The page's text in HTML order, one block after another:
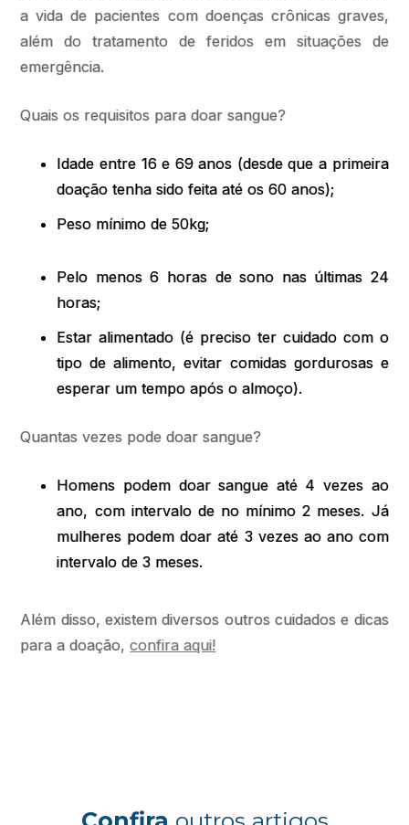
a vida de pacientes com doenças crônicas graves,
além do tratamento de feridos em situações de
emergência.
Quais os requisitos para doar sangue?
Idade entre 16 e 69 anos (desde que a primeira
doação tenha sido feita até os 60 anos);
Peso mínimo de 50kg;
Pelo menos 6 horas de sono nas últimas 24
horas;
Estar alimentado (é preciso ter cuidado com o
tipo de alimento, evitar comidas gordurosas e
esperar um tempo após o almoço).
Quantas vezes pode doar sangue?
Homens podem doar sangue até 4 vezes ao
ano, com intervalo de no mínimo 2 meses. Já
mulheres podem doar até 3 vezes ao ano com
intervalo de 3 meses.
Além disso, existem diversos outros cuidados e dicas
para a doação,confira aqui!